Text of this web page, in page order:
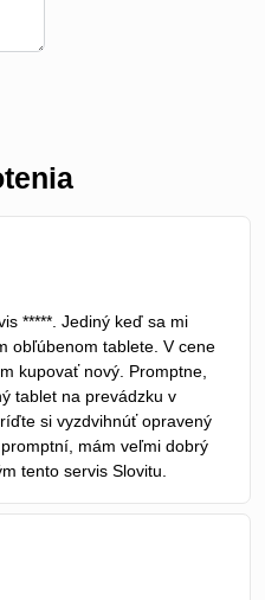
5
*****. Jediný keď sa mi
obľúbenom tablete. V cene
kupovať nový. Promptne,
tablet na prevádzku v
si vyzdvihnúť opravený
mám veľmi dobrý
tento servis Slovitu.